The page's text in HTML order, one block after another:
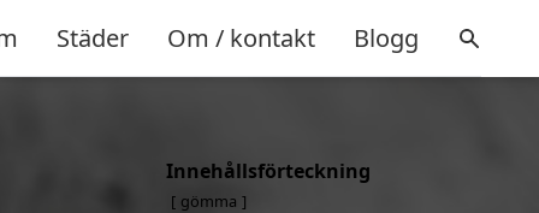
Städer Om / kontakt Blogg
Innehållsförteckning
gömma